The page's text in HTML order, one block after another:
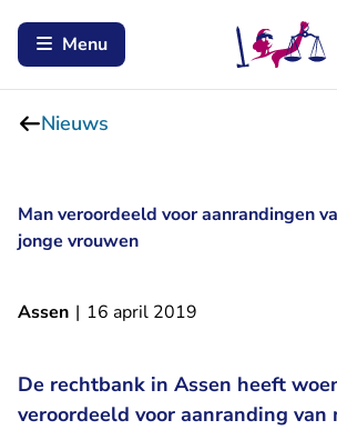
Menu
Nieuws
Man veroordeeld voor aanrandingen
jonge vrouwen
Assen | 16 april 2019
De rechtbank in Assen heeft
veroordeeld voor aanranding van